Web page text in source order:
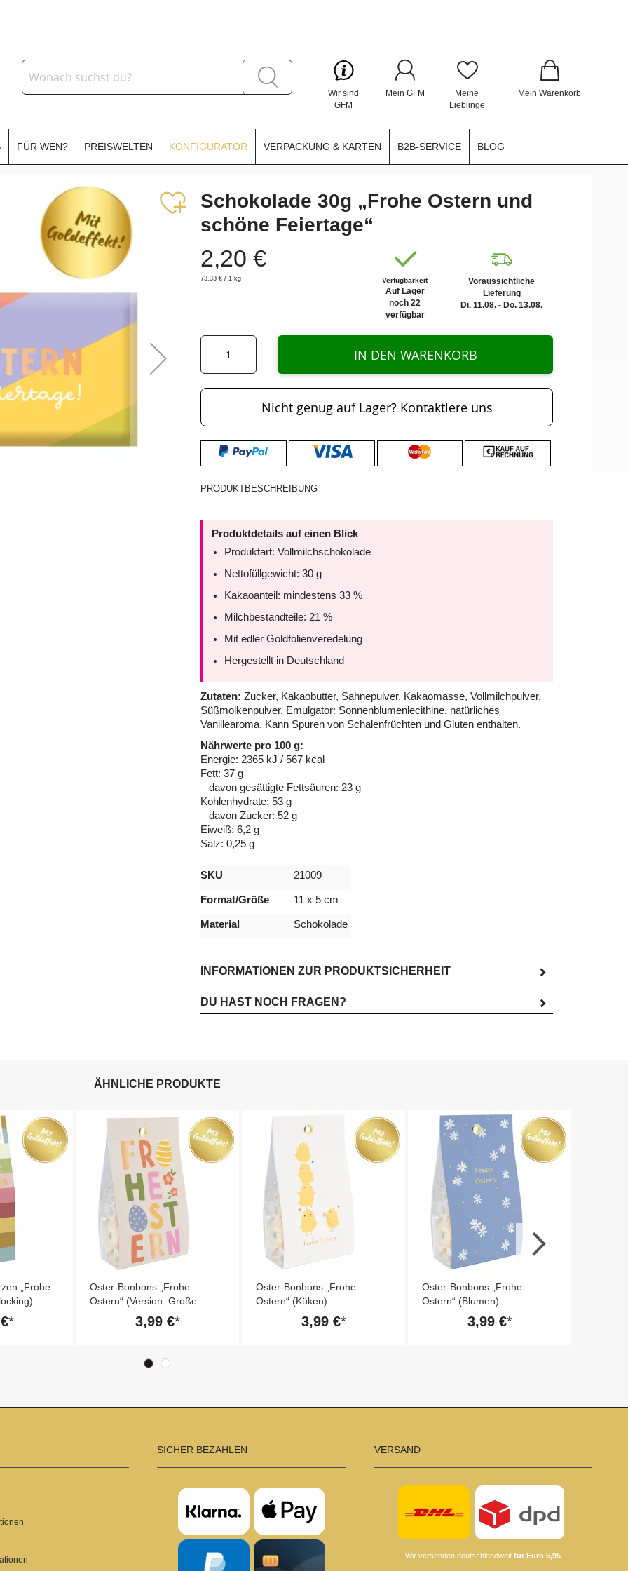
Mein Warenkorb
Wir sind
GFM
Mein GFM
Meine
Lieblinge
FÜR WEN? PREISWELTEN KONFIGURATOR VERPACKUNG & KARTEN B2B-SERVICE BLOG
Schokolade 30g „Frohe Ostern und
schöne Feiertage“
2,20 €
73,33 € / 1 kg Verfügbarkeit
Auf Lager
noch 22
verfügbar
Voraussichtliche
Lieferung
Di. 11.08. - Do. 13.08.
IN DEN WARENKORB
Nicht genug auf Lager? Kontaktiere uns
PRODUKTBESCHREIBUNG
Produktdetails auf einen Blick
Produktart: Vollmilchschokolade
Nettofüllgewicht: 30 g
Kakaoanteil: mindestens 33 %
Milchbestandteile: 21 %
Mit edler Goldfolienveredelung
Hergestellt in Deutschland
Zutaten: Zucker, Kakaobutter, Sahnepulver, Kakaomasse, Vollmilchpulver,
Süßmolkenpulver, Emulgator: Sonnenblumenlecithine, natürliches
Vanillearoma. Kann Spuren von Schalenfrüchten und Gluten enthalten.
Nährwerte pro 100 g:
Energie: 2365 kJ / 567 kcal
Fett: 37 g
– davon gesättigte Fettsäuren: 23 g
Kohlenhydrate: 53 g
– davon Zucker: 52 g
Eiweiß: 6,2 g
Salz: 0,25 g
Mehr
SKU 21009
Format/Größe 11 x 5 cm
Material Schokolade
INFORMATIONEN ZUR PRODUKTSICHERHEIT
DU HAST NOCH FRAGEN?
ÄHNLICHE PRODUKTE
„Frohe
Oster-Bonbons „Frohe
Ostern“ (Version: Große
Buchstaben)3,99 €
Oster-Bonbons „Frohe
Ostern“ (Küken)
3,99 €
Oster-Bonbons „Frohe
Ostern“ (Blumen)
3,99 €
SICHER BEZAHLEN VERSAND
Wir versenden deutschlandweit für Euro 5,95